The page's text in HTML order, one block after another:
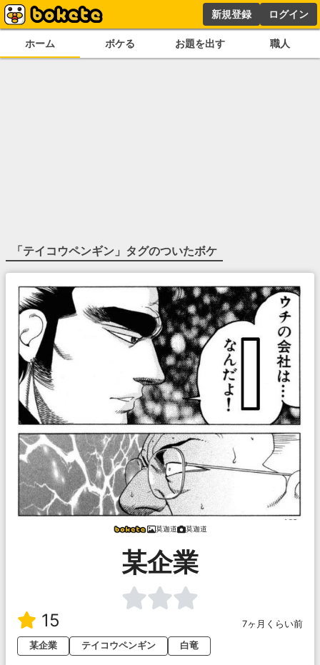
新規登録 ログイン
ホーム ボケる お題を出す 職人
「テイコウペンギン 」タグのついたボケ
莫迦道 莫迦道
某企業
15
7ヶ月くらい前
某企業
テイコウペンギン 白竜